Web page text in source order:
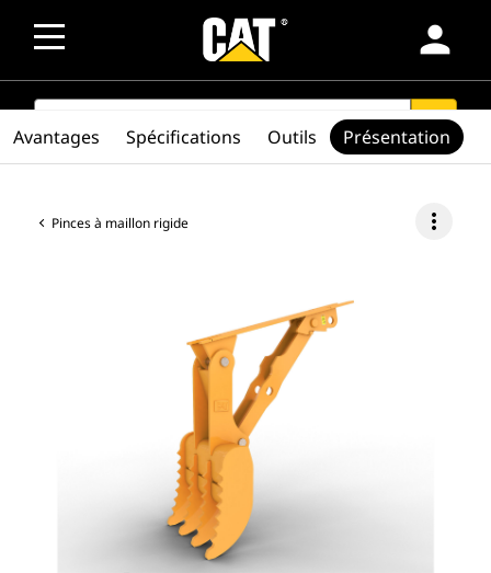
person
SEARCH search
Pinces à maillon rigide more_vert
Avantages Spécifications Outils Présentation